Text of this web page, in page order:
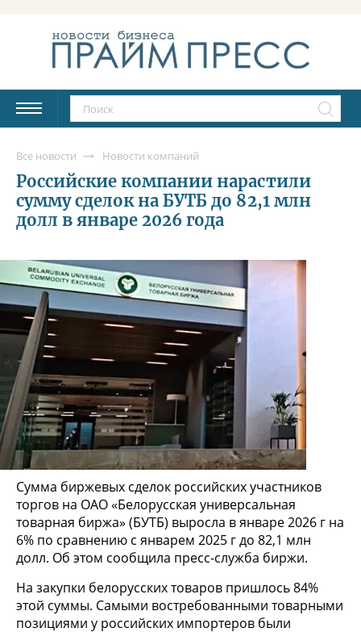
Все новости Новости компаний
Российские компании нарастили
сумму сделок на БУТБ до 82,1 млн
долл в январе 2026 года
Сумма биржевых сделок российских участников
торгов на ОАО «Белорусская универсальная
товарная биржа» (БУТБ) выросла в январе 2026 г на
6% по сравнению с январем 2025 г до 82,1 млн
долл. Об этом сообщила пресс-служба биржи.
На закупки белорусских товаров пришлось 84%
этой суммы. Самыми востребованными товарными
позициями у российских импортеров были